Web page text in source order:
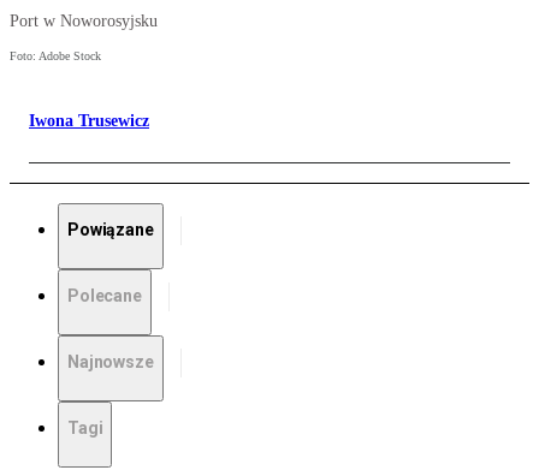
Port w Noworosyjsku
Foto: Adobe Stock
Iwona Trusewicz
Powiązane
Polecane
Najnowsze
Tagi